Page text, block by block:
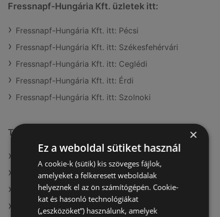
Fressnapf-Hungária Kft. üzletek itt:
Fressnapf-Hungária Kft. itt: Pécsi
Fressnapf-Hungária Kft. itt: Székesfehérvári
Fressnapf-Hungária Kft. itt: Ceglédi
Fressnapf-Hungária Kft. itt: Érdi
Fressnapf-Hungária Kft. itt: Szolnoki
További linkek
A(z) Coop ajánlatai
A(z) Aldi ajánlatai
A(z) Privát aktuális akciós újságjai
×
Ez a weboldal sütiket használ
A cookie-k (sütik) kis szöveges fájlok,
amelyeket a felkeresett weboldalak
helyeznek el az ön számítógépén. Cookie-
kat és hasonló technológiákat
(„eszközöket”) használunk, amelyek